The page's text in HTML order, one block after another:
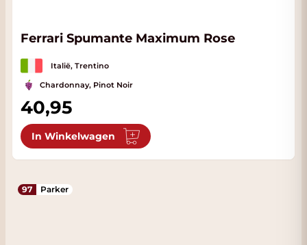
Ferrari Spumante Maximum Rose
Italië, Trentino
Chardonnay, Pinot Noir
40,95
In Winkelwagen
97 Parker